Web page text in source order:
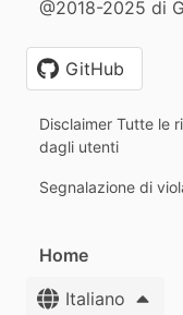
@2018-2025 di
GitHub
Disclaimer Tutte le
dagli utenti
Segnalazione di
Home
Italiano